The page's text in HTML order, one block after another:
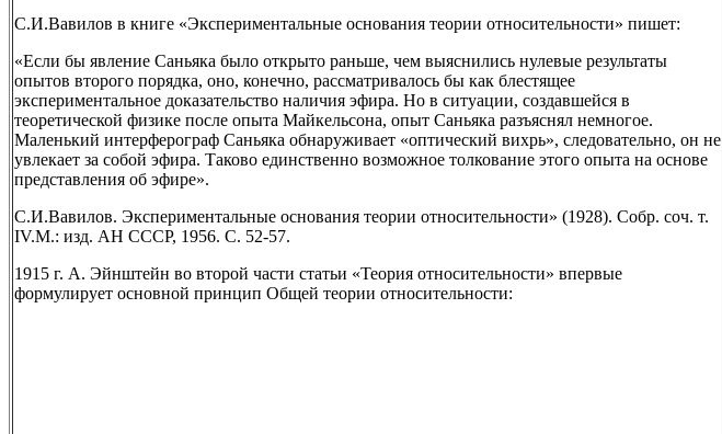
С.И.Вавилов в книге «Экспериментальные основания теории относительности» пишет:
«Если бы явление Саньяка было открыто раньше, чем выяснились нулевые результаты
опытов второго порядка, оно, конечно, рассматривалось бы как блестящее
экспериментальное доказательство наличия эфира. Но в ситуации, создавшейся в
теоретической физике после опыта Майкельсона, опыт Саньяка разъяснял немногое.
Маленький интерферограф Саньяка обнаруживает «оптический вихрь», следовательно, он не
увлекает за собой эфира. Таково единственно возможное толкование этого опыта на основе
представления об эфире».
С.И.Вавилов. Экспериментальные основания теории относительности» (1928). Собр. соч. т.
IV.М.: изд. АН СССР, 1956. С. 52-57.
1915 г. А. Эйнштейн во второй части статьи «Теория относительности» впервые
формулирует основной принцип Общей теории относительности: